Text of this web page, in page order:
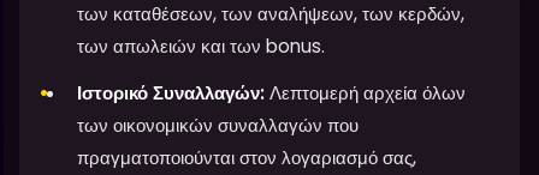
των καταθέσεων, των αναλήψεων, των κερδών,
των απωλειών και των bonus.
Ιστορικό Συναλλαγών:Λεπτομερή αρχεία όλων
των οικονομικών συναλλαγών που
πραγματοποιούνται στον λογαριασμό σας,